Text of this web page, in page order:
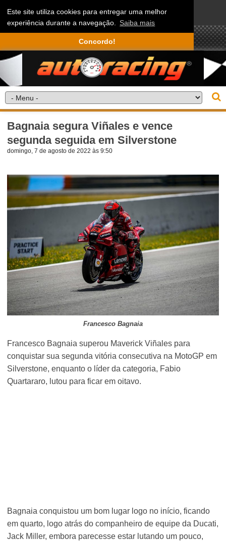
Este site utiliza cookies para entregar uma melhor
experiência durante a navegação. Saiba mais
Concordo!
Bagnaia segura Viñales e vence
segunda seguida em Silverstone
domingo, 7 de agosto de 2022 às 9:50
Francesco Bagnaia
Francesco Bagnaia superou Maverick Viñales para
conquistar sua segunda vitória consecutiva na MotoGP em
Silverstone, enquanto o líder da categoria, Fabio
Quartararo, lutou para ficar em oitavo.
Bagnaia conquistou um bom lugar logo no início, ficando
em quarto, logo atrás do companheiro de equipe da Ducati,
Jack Miller, embora parecesse estar lutando um pouco,